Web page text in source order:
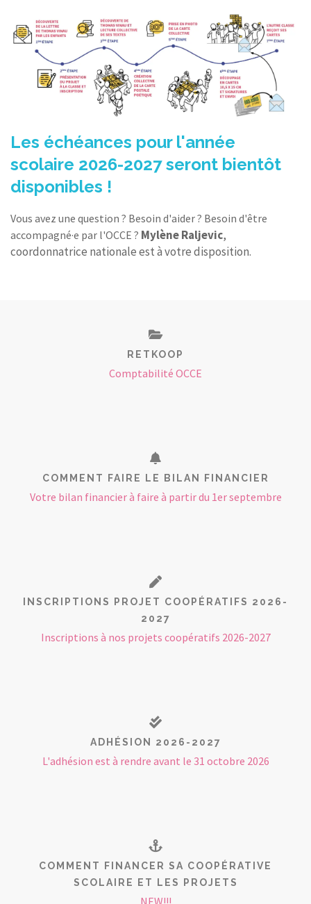
Les échéances pour l'année
scolaire 2026-2027 seront bientôt
disponibles !
Vous avez une question ? Besoin d'aider ? Besoin d'être
accompagné·e par l'OCCE ? Mylène Raljevic,
coordonnatrice nationale est à votre disposition.
RETKOOP
Comptabilité OCCE
COMMENT FAIRE LE BILAN FINANCIER
Votre bilan financier à faire à partir du 1er septembre
INSCRIPTIONS PROJET COOPÉRATIFS 2026-
2027
Inscriptions à nos projets coopératifs 2026-2027
ADHÉSION 2026-2027
L'adhésion est à rendre avant le 31 octobre 2026
COMMENT FINANCER SA COOPÉRATIVE
SCOLAIRE ET LES PROJETS